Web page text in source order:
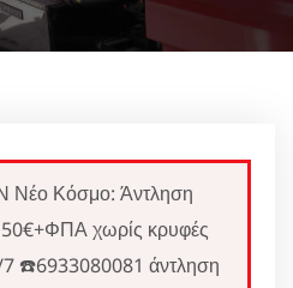
Κόσμο: Άντληση
χωρίς κρυφές
☎️6933080081 άντληση